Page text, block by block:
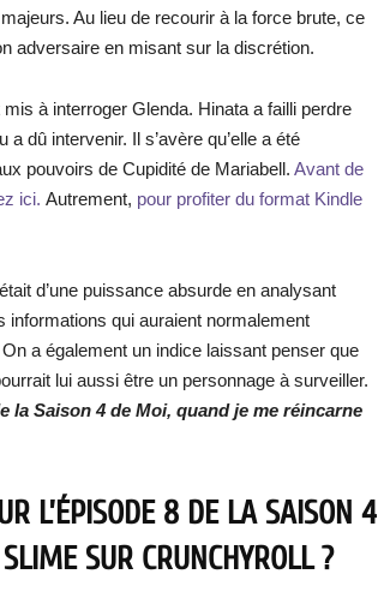
Au lieu de recourir à la force brute, ce
adversaire en misant sur la discrétion.
à interroger Glenda. Hinata a failli perdre
dû intervenir. Il s’avère qu’elle a été
pouvoirs de Cupidité de Mariabell. Avant de
ici. Autrement, pour profiter du format Kindle
d’une puissance absurde en analysant
qui auraient normalement
a également un indice laissant penser que
lui aussi être un personnage à surveiller.
la Saison 4 de Moi, quand je me réincarne
L’ÉPISODE 8 DE LA SAISON 4
SUR CRUNCHYROLL ?